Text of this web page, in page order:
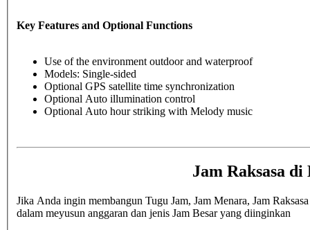
Key Features and Optional Functions
Use of the environment outdoor and waterproof
Models: Single-sided
Optional GPS satellite time synchronization
Optional Auto illumination control
Optional Auto hour striking with Melody music
Jam Raksasa
Jika Anda ingin membangun Tugu Jam, Jam Menara, Jam
dalam meyusun anggaran dan jenis Jam Besar yang diinginkan